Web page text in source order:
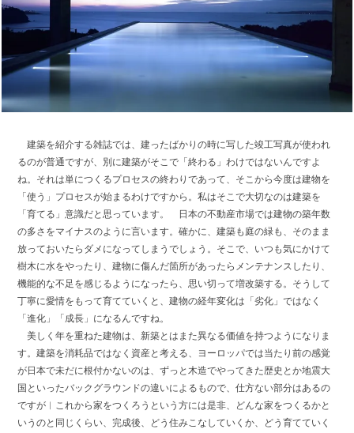
建築を紹介する雑誌では、建ったばかりの時に写した竣工写真が使われ
るのが普通ですが、別に建築がそこで「終わる」わけではないんですよ
ね。それは単につくるプロセスの終わりであって、そこから今度は建物を
「使う」プロセスが始まるわけですから。私はそこで大切なのは建築を
「育てる」意識だと思っています。 日本の不動産市場では建物の築年数
の多さをマイナスのように言います。確かに、建築も庭の緑も、そのまま
放っておいたらダメになってしまうでしょう。そこで、いつも気にかけて
樹木に水をやったり、建物に傷んだ箇所があったらメンテナンスしたり、
機能的な不足を感じるようになったら、思い切って増改築する。そうして
丁寧に愛情をもって育てていくと、建物の経年変化は「劣化」ではなく
「進化」「成長」になるんですね。
美しく年を重ねた建物は、新築とはまた異なる価値を持つようになりま
す。建築を消耗品ではなく資産と考える、ヨーロッパでは当たり前の感覚
が日本で未だに根付かないのは、ずっと木造でやってきた歴史とか地震大
国といったバックグラウンドの違いによるもので、仕方ない部分はあるの
ですが︱これから家をつくろうという方には是非、どんな家をつくるかと
いうのと同じくらい、完成後、どう住みこなしていくか、どう育てていく